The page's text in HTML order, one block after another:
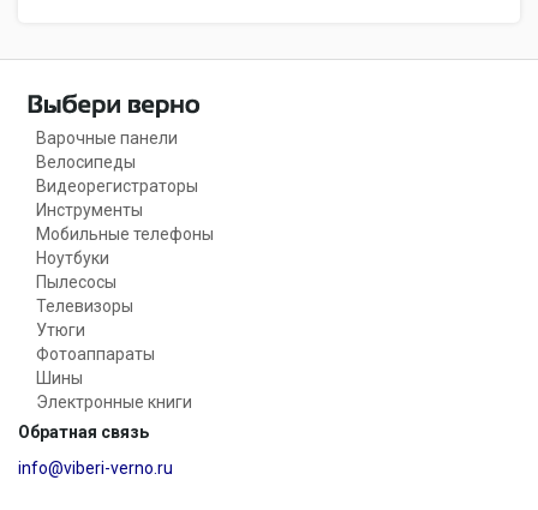
Варочные панели
Велосипеды
Видеорегистраторы
Инструменты
Мобильные телефоны
Ноутбуки
Пылесосы
Телевизоры
Утюги
Фотоаппараты
Шины
Электронные книги
Обратная связь
info@viberi-verno.ru